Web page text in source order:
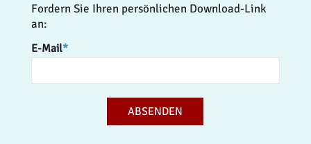
Fordern Sie Ihren persönlichen Download-Link
an:
E-Mail*
ABSENDEN